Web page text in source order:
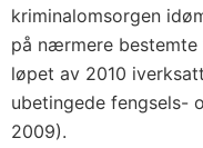
kriminalomsorgen
på nærmere
løpet av 2010
ubetingede fengsels-
2009).